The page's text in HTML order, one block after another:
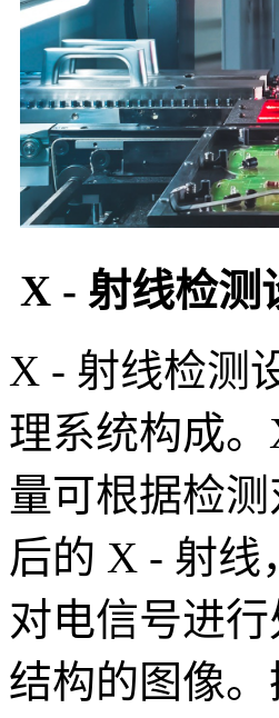
X - 射线检测
X - 射线检测
理系统构成
量可根据检
后的 X - 射线
对电信号进
结构的图像